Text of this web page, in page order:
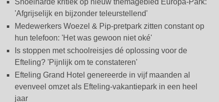
Snoeiharde kritiek op nieuw themagebied Europa-Park:
'Afgrijselijk en bijzonder teleurstellend'
Medewerkers Woezel & Pip-pretpark zitten constant op
hun telefoon: 'Het was gewoon niet oké'
Is stoppen met schoolreisjes dé oplossing voor de
Efteling? 'Pijnlijk om te constateren'
Efteling Grand Hotel genereerde in vijf maanden al
evenveel omzet als Efteling-vakantiepark in een heel
jaar